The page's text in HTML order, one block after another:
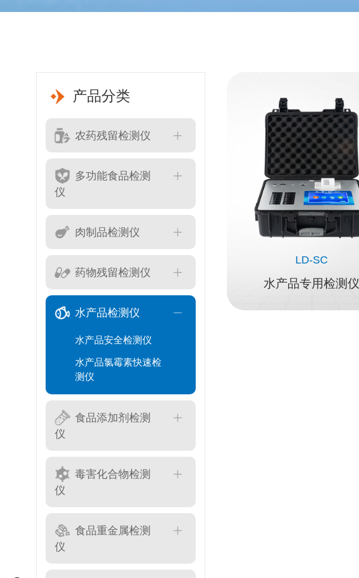
产品分类
农药残留检测仪
多功能食品检测
仪
肉制品检测仪
药物残留检测仪
水产品检测仪
水产品安全检测仪
水产品氯霉素快速检
测仪
食品添加剂检测
仪
毒害化合物检测
仪
食品重金属检测
仪
LD-SC
水产品专用检测仪